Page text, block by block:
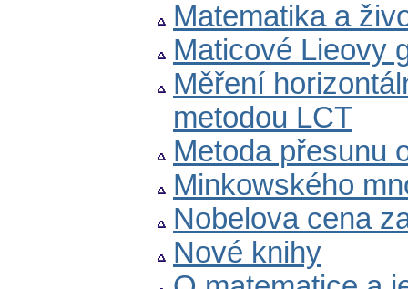
Matematika a
Maticové Lieovy
Měření
metodou LCT
Metoda přesunu
Minkowského
Nobelova cena
Nové knihy